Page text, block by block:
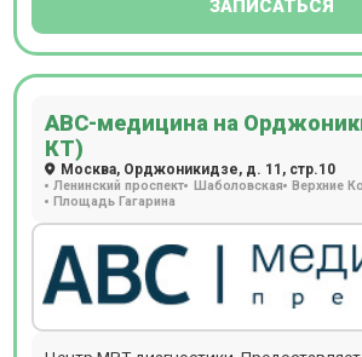
ЗАПИСАТЬСЯ
АВС-медицина на
КТ)
Москва, Орджоникидзе, д. 11, стр.10
Ленинский проспект Шаболовская Верхние
Площадь Гагарина